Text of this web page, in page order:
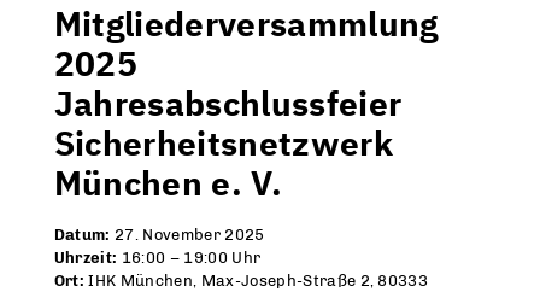
Mitgliederversammlung
2025
Jahresabschlussfeier
Sicherheitsnetzwerk
München e. V.
Datum: 27. November 2025
Uhrzeit: 16:00 – 19:00 Uhr
Ort: IHK München, Max-Joseph-Straße 2, 80333